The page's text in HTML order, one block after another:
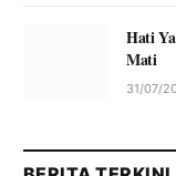
Hati
Mati
31/07/